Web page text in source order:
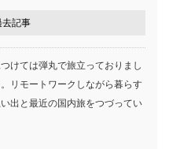
去記事
けては弾丸で旅立っておりまし
リモートワークしながら暮らす
出と最近の国内旅をつづってい